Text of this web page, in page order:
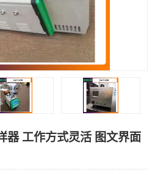
器 工作方式灵活 图文界面
计 大气环境采样器
LB-62便携式烟气分析仪
大气采样器